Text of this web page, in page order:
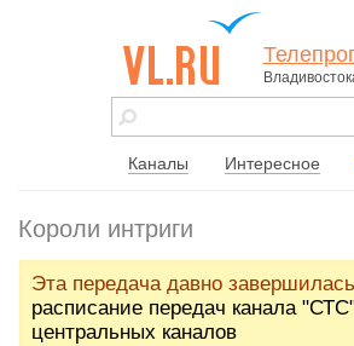
vl.ru - сайт
города
Каналы Интересное
Короли интриги
Эта передача давно
расписание передач канала
центральных каналов